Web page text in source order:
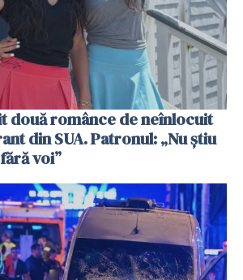
două românce de neînlocuit
din SUA. Patronul: „Nu știu
voi”